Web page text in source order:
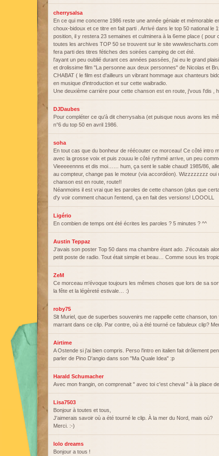
cherrysalsa
En ce qui me concerne 1986 reste une année géniale et mémorable
choux-bidoux et ce titre en fait parti . Arrivé dans le top 50 national le
position, il y restera 23 semaines et culminera à la 6eme place ( pour
toutes les archives TOP 50 se trouvent sur le site
fera parti des titres fétiches des soirées camping de cet été.
l'ayant un peu oublié durant ces années passées, j'ai eu le grand
et drolissime film "La personne aux deux personnes" de Nicolas et
CHABAT ( le film est d'ailleurs un vibrant hommage aux chanteurs
en musique d'introduction et sur cette waibradio.
Une deuxième carrière pour cette chanson est en route, j'vous l'dis ,
DJDaubes
Pour compléter ce qu'à dit cherrysalsa (et puisque nous avons les
n°6 du top 50 en avril 1986.
soha
En tout cas que du bonheur de réécouter ce morceau! Ce côté intro
avec la grosse voix et puis zouuu le côté rythmé arrive, un peu
Vieeeeennns et dis moi…… hum, ça sent le sable chaud! 1985/86,
au compteur, change pas le moteur (via accordéon). Wizzzzzzzz oui
chanson est en route, route!!
Néanmoins il est vrai que les paroles de cette chanson (plus que
d'y voir comment chacun l'entend, ça en fait des versions! LOOOLL
Ligério
En combien de temps ont été écrites les paroles ? 5 minutes ? ^^
Austin Teppaz
J'avais son poster Top 50 dans ma chambre étant ado. J'écoutais
petit poste de radio. Tout était simple et beau… Comme sous les
ZeM
Ce morceau m'évoque toujours les mêmes choses que lors de sa
la fête et la légèreté estivale… :)
roby75
Slt Muriel, que de superbes souvenirs me rappelle cette chanson, ton
marrant dans ce clip. Par contre, où a été tourné ce fabuleux clip?
Airtime
A Ostende si j'ai bien compris. Perso l'intro en italien fait drôlement
parler de Pino D'angio dans son "Ma Quale Idea" :p
Harald Schumacher
Avec mon frangin, on comprenait " avec toi c'est cheval " à la place
Lisa7503
Bonjour à toutes et tous,
J'aimerais savoir où a été tourné le clip. À la mer du Nord, mais où?
Merci. :-)
lolo dreams
Bonjour a tous !